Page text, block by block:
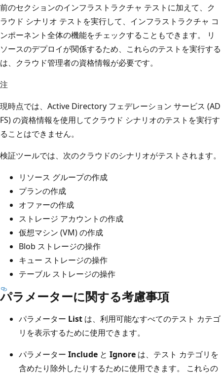
前のセクションのインフラストラクチャ テストに加えて、ク
ラウド シナリオ テストを実行して、インフラストラクチャ コ
ンポーネント全体の機能をチェックすることもできます。 リ
ソースのデプロイが関係するため、これらのテストを実行する
は、クラウド管理者の資格情報が必要です。
注
現時点では、Active Directory フェデレーション サービス (AD
FS) の資格情報を使用してクラウド シナリオのテストを実行す
ることはできません。
検証ツールでは、次のクラウドのシナリオがテストされます。
リソース グループの作成
プランの作成
オファーの作成
ストレージ アカウントの作成
仮想マシン (VM) の作成
Blob ストレージの操作
キュー ストレージの操作
テーブル ストレージの操作
パラメーターに関する考慮事項
パラメーター List は、利用可能なすべてのテスト カテゴ
リを表示するために使用できます。
パラメーター Include と Ignore は、テスト カテゴリを
含めたり除外したりするために使用できます。 これらの